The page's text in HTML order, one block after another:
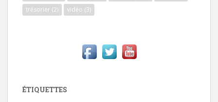
trésorier (2) vidéo (3)
ÉTIQUETTES